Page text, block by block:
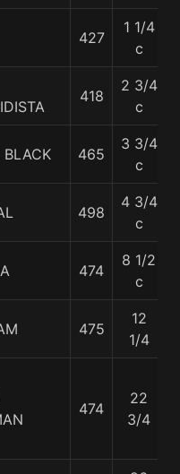
427
1 1/4
c
418
2 3/4
c
BLACK 465
3 3/4
c
498
4 3/4
c
474
8 1/2
c
475
12
1/4
474
22
3/4